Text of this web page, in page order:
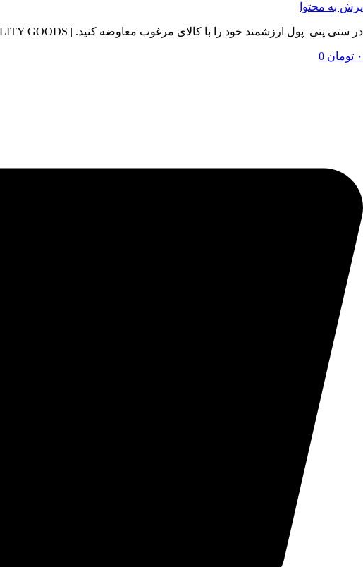
پرش به محتوا
در ستی پتی پول ارزشمند خود را با کالای مرغوب معاوضه کنید. | BY SETIPETI , EXCHANGE YOUR VALUABLE MONEY WITH QUALITY GOODS
۰ تومان 0